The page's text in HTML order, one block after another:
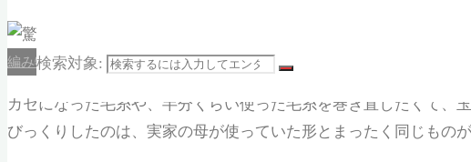
検索対象:
編み物(Knitting) screenshot/top2016年1月29日, 11:13
カセになった毛糸や、半分くらい使った毛糸を巻き直したくて、
びっくりしたのは、実家の母が使っていた形とまったく同じも